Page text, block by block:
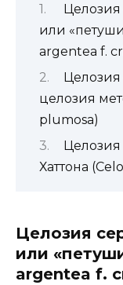
Целозия
или
argentea f.
Целозия
целозия
plumosa)
Хаттона
Целозия
или
argentea f.